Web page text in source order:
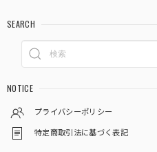
SEARCH
NOTICE
プライバシーポリシー
特定商取引法に基づく表記